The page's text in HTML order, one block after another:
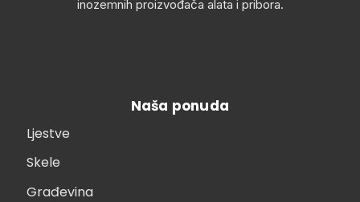
inozemnih proizvođača alata i pribora.
Naša ponuda
Ljestve
Skele
Građevina